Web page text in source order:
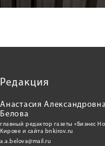
Редакция
Анастасия Александровна
Белова
главный редактор газеты «Бизнес
Кирове и сайта bnkirov.ru
a.a.belova@mail.ru